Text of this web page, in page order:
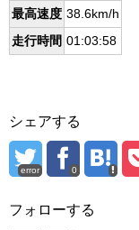
最高速度 38.6km/h
走行時間 01:03:58
シェアする
error 0
フォローする